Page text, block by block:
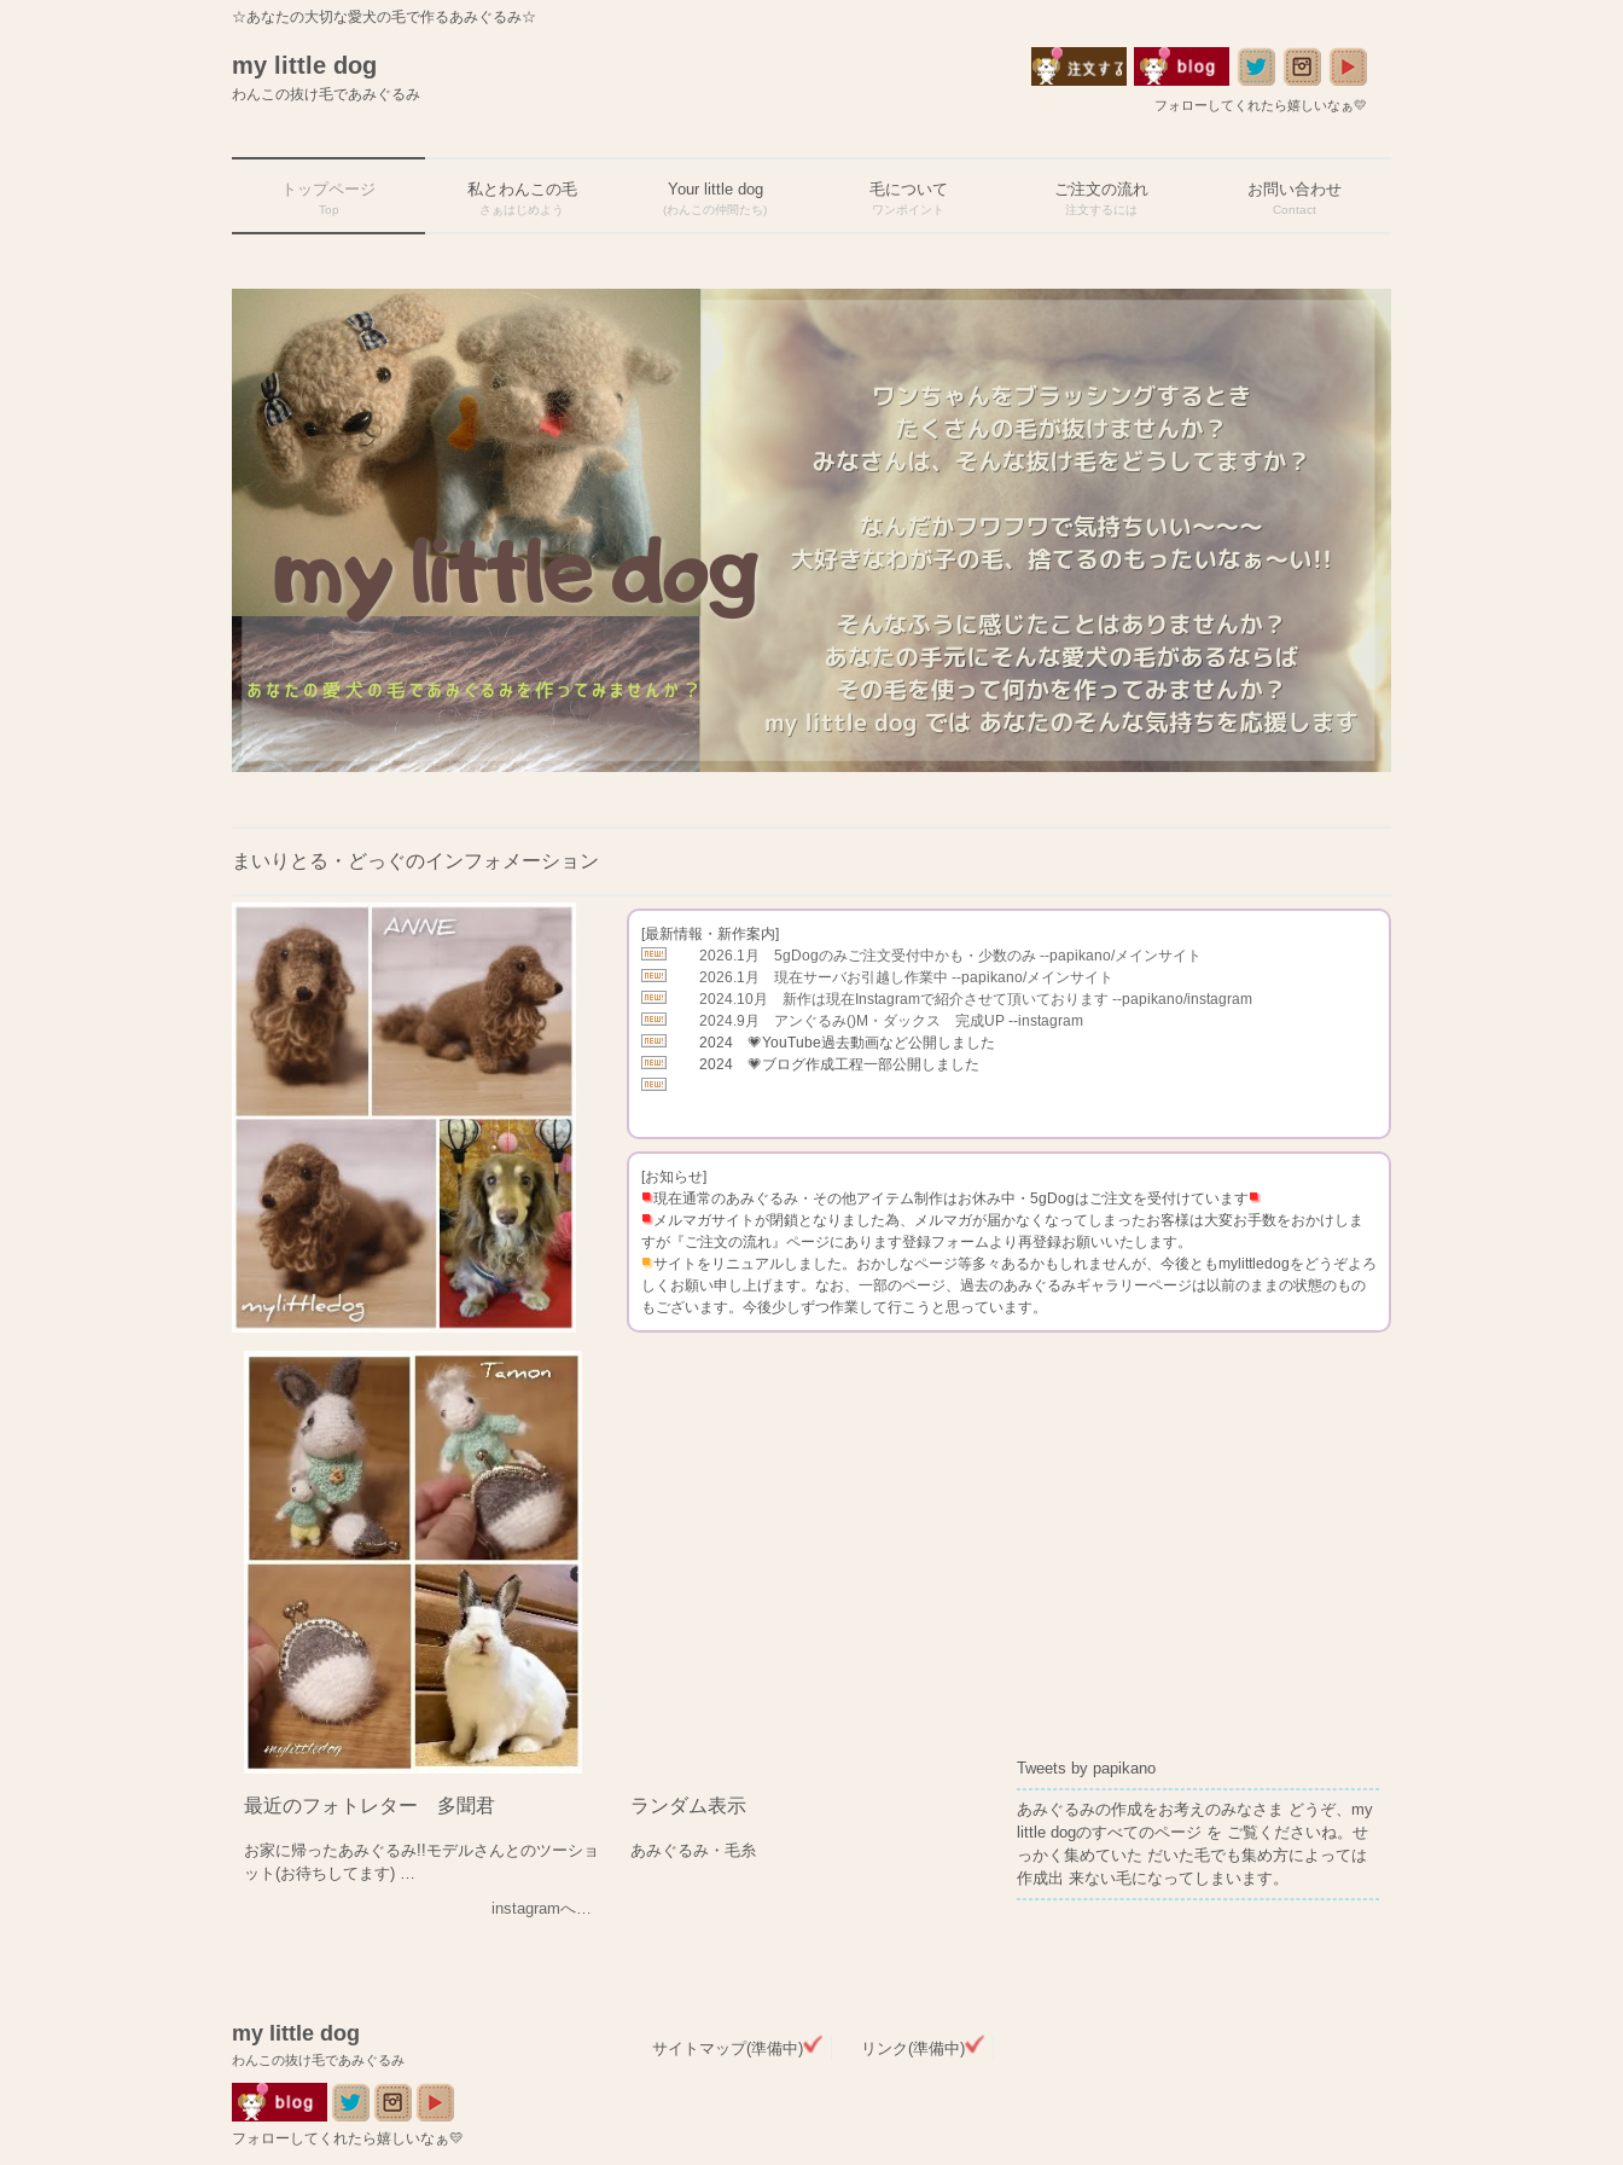
☆あなたの大切な愛犬の毛で作るあみぐるみ☆
my little dog
わんこの抜け毛であみぐるみ
フォローしてくれたら嬉しいなぁ💛
トップページ
Top
私とわんこの毛
さぁはじめよう
Your little dog
(わんこの仲間たち)
毛について
ワンポイント
ご注文の流れ
注文するには
お問い合わせ
Contact
まいりとる・どっぐのインフォメーション
[最新情報・新作案内]
2026.1月 5gDogのみご注文受付中かも・少数のみ --papikano/メインサイト
2026.1月 現在サーバお引越し作業中 --papikano/メインサイト
2024.10月 新作は現在Instagramで紹介させて頂いております --papikano/instagram
2024.9月 アンぐるみ()M・ダックス 完成UP --instagram
2024 💗YouTube過去動画など公開しました
2024 💗ブログ作成工程一部公開しました
[お知らせ]
現在通常のあみぐるみ・その他アイテム制作はお休み中・5gDogはご注文を受付けています
メルマガサイトが閉鎖となりました為、メルマガが届かなくなってしまったお客様は大変お手数をおかけしま
すが『ご注文の流れ』ページにあります登録フォームより再登録お願いいたします。
サイトをリニュアルしました。おかしなページ等多々あるかもしれませんが、今後ともmylittledogをどうぞよろ
しくお願い申し上げます。なお、一部のページ、過去のあみぐるみギャラリーページは以前のままの状態のもの
もございます。今後少しずつ作業して行こうと思っています。
最近のフォトレター 多聞君
お家に帰ったあみぐるみ!!モデルさんとのツーショ
ット(お待ちしてます) …
instagramへ…
ランダム表示
あみぐるみ・毛糸
Tweets by papikano
あみぐるみの作成をお考えのみなさま どうぞ、my
little dogのすべてのページ を ご覧くださいね。せ
っかく集めていた だいた毛でも集め方によっては
作成出 来ない毛になってしまいます。
my little dog
わんこの抜け毛であみぐるみ
フォローしてくれたら嬉しいなぁ💛
サイトマップ(準備中) リンク(準備中)